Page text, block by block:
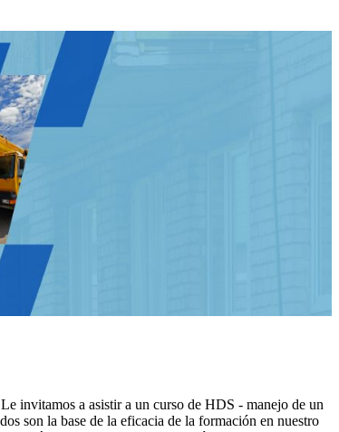
invitamos a asistir a un curso de HDS - manejo de un
son la base de la eficacia de la formación en nuestro